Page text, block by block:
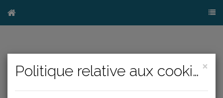
×
Politique relative aux cookies